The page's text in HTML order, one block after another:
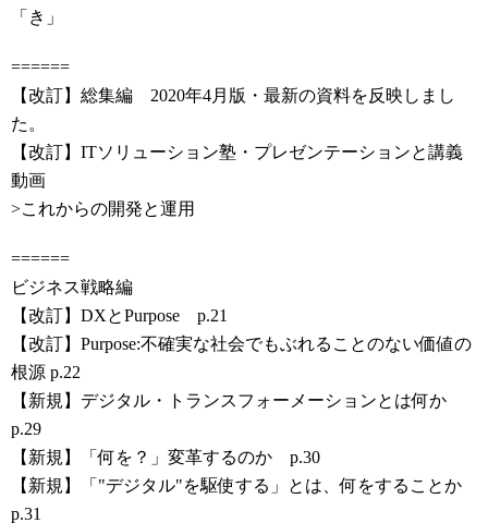
「き」
======
【改訂】総集編 2020年4月版・最新の資料を反映しまし
た。
【改訂】ITソリューション塾・プレゼンテーションと講義
動画
>これからの開発と運用
======
ビジネス戦略編
【改訂】DXとPurpose p.21
【改訂】Purpose:不確実な社会でもぶれることのない価値の
根源 p.22
【新規】デジタル・トランスフォーメーションとは何か
p.29
【新規】「何を？」変革するのか p.30
【新規】「"デジタル"を駆使する」とは、何をすることか
p.31